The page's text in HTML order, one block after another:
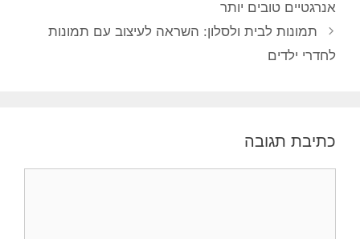
אנרגטיים טובים יותר
תמונות לבית ולסלון: השראה לעיצוב עם תמונות
לחדרי ילדים
כתיבת תגובה